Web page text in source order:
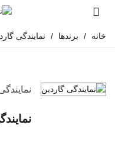
خانه / برندها / نمایندگی